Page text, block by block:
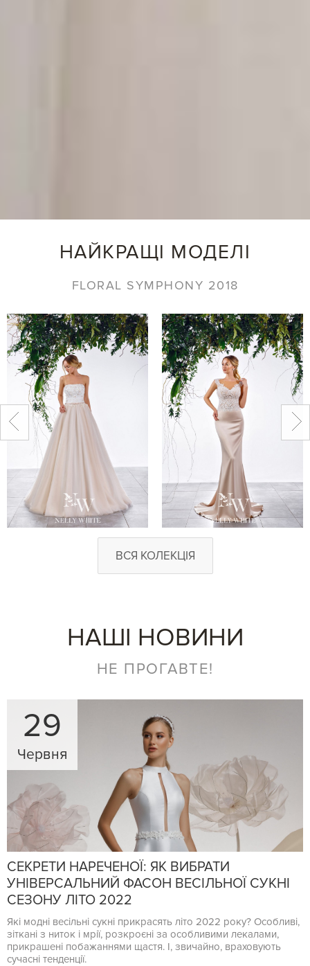
НАЙКРАЩІ МОДЕЛІ
FLORAL SYMPHONY 2018
ВСЯ КОЛЕКЦІЯ
НАШІ НОВИНИ
НЕ ПРОГАВТЕ!
29
Червня
СЕКРЕТИ НАРЕЧЕНОЇ: ЯК ВИБРАТИ
УНІВЕРСАЛЬНИЙ ФАСОН ВЕСІЛЬНОЇ СУКНІ
СЕЗОНУ ЛІТО 2022
Які модні весільні сукні прикрасять літо 2022 року? Особливі,
зіткані з ниток і мрії, розкроєні за особливими лекалами,
прикрашені побажаннями щастя. І, звичайно, враховують
сучасні тенденції.